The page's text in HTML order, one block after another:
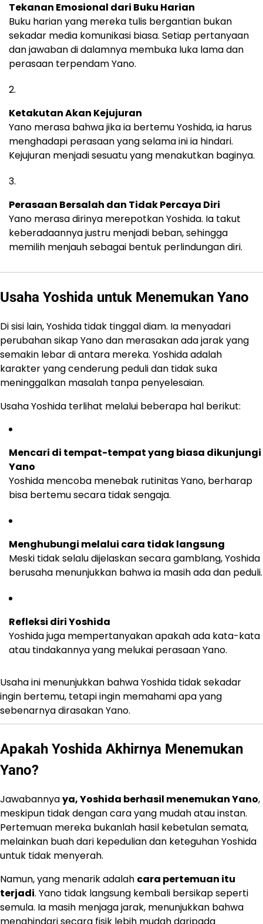
Tekanan Emosional dari Buku Harian
Buku harian yang mereka tulis bergantian bukan
sekadar media komunikasi biasa. Setiap pertanyaan
dan jawaban di dalamnya membuka luka lama dan
perasaan terpendam Yano.
Ketakutan Akan Kejujuran
Yano merasa bahwa jika ia bertemu Yoshida, ia harus
menghadapi perasaan yang selama ini ia hindari.
Kejujuran menjadi sesuatu yang menakutkan baginya.
Perasaan Bersalah dan Tidak Percaya Diri
Yano merasa dirinya merepotkan Yoshida. Ia takut
keberadaannya justru menjadi beban, sehingga
memilih menjauh sebagai bentuk perlindungan diri.
Usaha Yoshida untuk Menemukan Yano
Di sisi lain, Yoshida tidak tinggal diam. Ia menyadari
perubahan sikap Yano dan merasakan ada jarak yang
semakin lebar di antara mereka. Yoshida adalah
karakter yang cenderung peduli dan tidak suka
meninggalkan masalah tanpa penyelesaian.
Usaha Yoshida terlihat melalui beberapa hal berikut:
Mencari di tempat-tempat yang biasa dikunjungi
Yano
Yoshida mencoba menebak rutinitas Yano, berharap
bisa bertemu secara tidak sengaja.
Menghubungi melalui cara tidak langsung
Meski tidak selalu dijelaskan secara gamblang, Yoshida
berusaha menunjukkan bahwa ia masih ada dan peduli.
Refleksi diri Yoshida
Yoshida juga mempertanyakan apakah ada kata-kata
atau tindakannya yang melukai perasaan Yano.
Usaha ini menunjukkan bahwa Yoshida tidak sekadar
ingin bertemu, tetapi ingin memahami apa yang
sebenarnya dirasakan Yano.
Apakah Yoshida Akhirnya Menemukan
Yano?
Jawabannyaya, Yoshida berhasil menemukan Yano,
meskipun tidak dengan cara yang mudah atau instan.
Pertemuan mereka bukanlah hasil kebetulan semata,
melainkan buah dari kepedulian dan keteguhan Yoshida
untuk tidak menyerah.
Namun, yang menarik adalah cara pertemuan itu
terjadi. Yano tidak langsung kembali bersikap seperti
semula. Ia masih menjaga jarak, menunjukkan bahwa